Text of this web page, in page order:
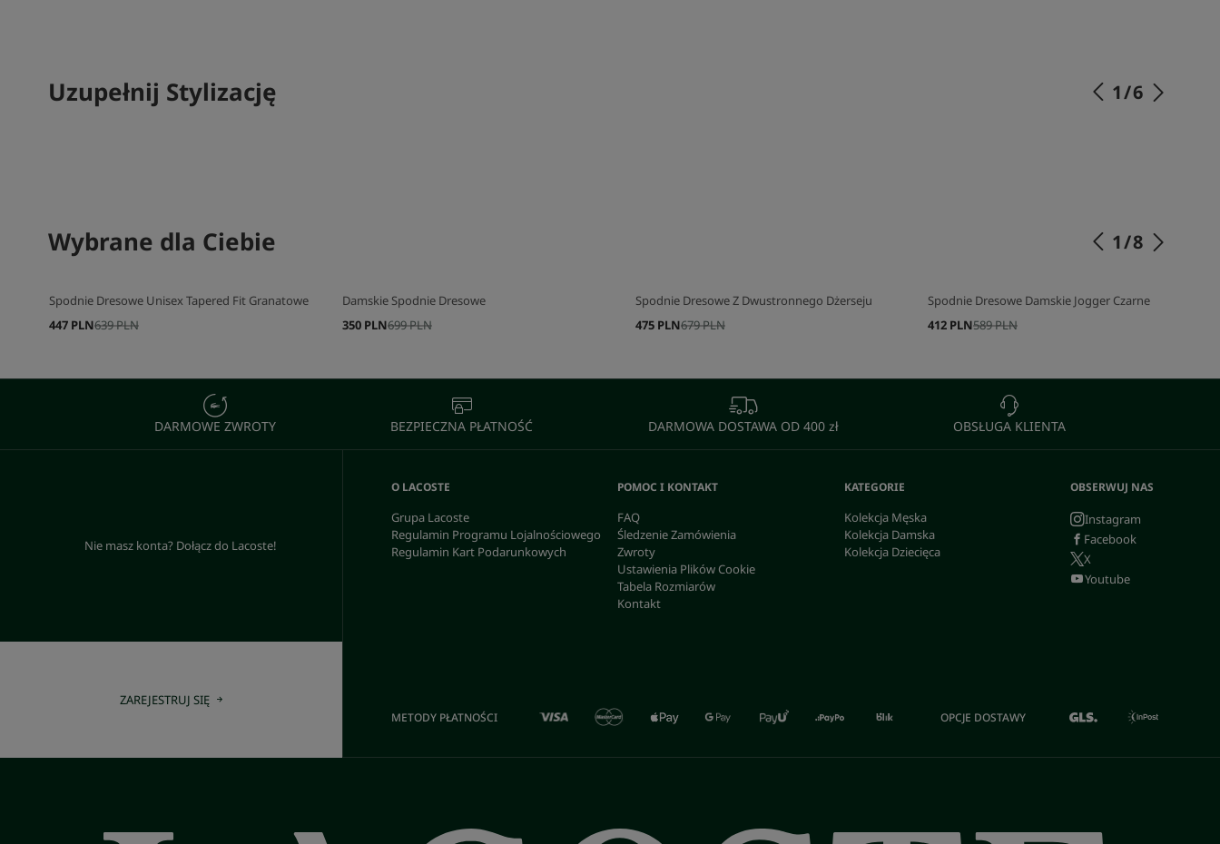
Uzupełnij Stylizację 1/6
SKOMPLETUJ SWÓJ ZESTAW
Wybrane dla Ciebie 1/8
Spodnie Dresowe Unisex Tapered Fit Granatowe
639 PLN
447 PLN
Damskie Spodnie Dresowe
699 PLN
350 PLN
Spodnie Dresowe Z Dwustronnego Dżerseju
679 PLN
475 PLN
Spodnie Dresowe Damskie Jogger Czarne
589 PLN
412 PLN
DARMOWE ZWROTY BEZPIECZNA PŁATNOŚĆ DARMOWA DOSTAWA OD 400 zł OBSŁUGA KLIENTA
Nie masz konta? Dołącz do Lacoste!
ZAREJESTRUJ SIĘ
O LACOSTE
Grupa Lacoste
Regulamin Programu Lojalnościowego
Regulamin Kart Podarunkowych
POMOC I KONTAKT
FAQ
Śledzenie Zamówienia
Zwroty
Ustawienia Plików Cookie
Tabela Rozmiarów
Kontakt
KATEGORIE
Kolekcja Męska
Kolekcja Damska
Kolekcja Dziecięca
OBSERWUJ NAS
Instagram
Facebook
X
Youtube
METODY PŁATNOŚCI OPCJE DOSTAWY